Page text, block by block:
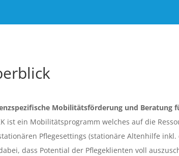
Mobilitätsförderung und Beratung
ist ein Mobilitätsprogramm welches auf die
Pflegesettings (stationäre Altenhilfe
dass Potential der Pflegeklienten voll